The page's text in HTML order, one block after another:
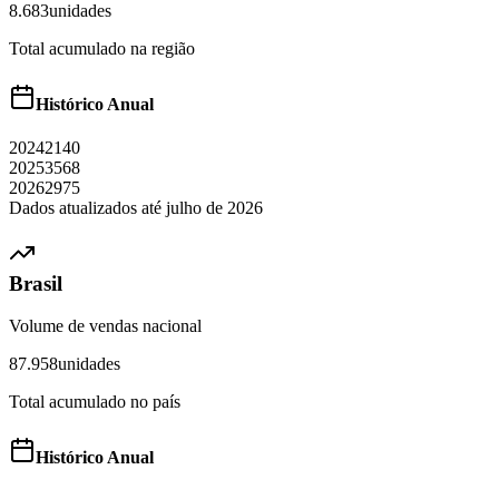
8.683unidades
Total acumulado na região
Histórico Anual
20242140
20253568
20262975
Dados atualizados até julho de 2026
Brasil
Volume de vendas nacional
87.958unidades
Total acumulado no país
Histórico Anual